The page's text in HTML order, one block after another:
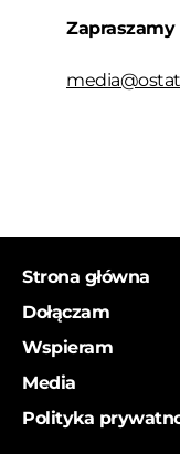
Strona główna
Dołączam
Wspieram
Media
Polityka